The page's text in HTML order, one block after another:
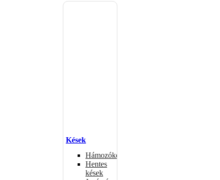
Kések
Hámozókések
Hentes
kések